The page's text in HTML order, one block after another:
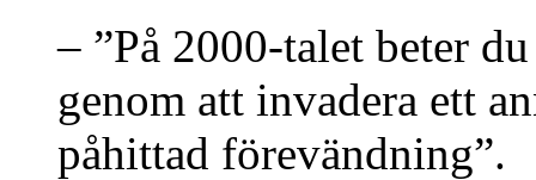
– ”På 2000-talet beter
genom att invadera ett
påhittad förevändning”.